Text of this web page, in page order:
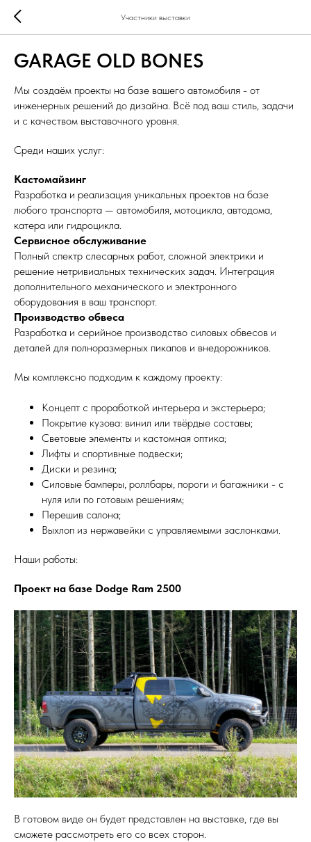
Участники выставки
GARAGE OLD BONES
Мы создаём проекты на базе вашего автомобиля - от
инженерных решений до дизайна. Всё под ваш стиль, задачи
и с качеством выставочного уровня.
Среди наших услуг:
Кастомайзинг
Разработка и реализация уникальных проектов на базе
любого транспорта — автомобиля, мотоцикла, автодома,
катера или гидроцикла.
Сервисное обслуживание
Полный спектр слесарных работ, сложной электрики и
решение нетривиальных технических задач. Интеграция
дополнительного механического и электронного
оборудования в ваш транспорт.
Производство обвеса
Разработка и серийное производство силовых обвесов и
деталей для полноразмерных пикапов и внедорожников.
Мы комплексно подходим к каждому проекту:
Концепт с проработкой интерьера и экстерьера;
Покрытие кузова: винил или твёрдые составы;
Световые элементы и кастомная оптика;
Лифты и спортивные подвески;
Диски и резина;
Силовые бамперы, роллбары, пороги и багажники - с
нуля или по готовым решениям;
Перешив салона;
Выхлоп из нержавейки с управляемыми заслонками.
Наши работы:
Проект на базе Dodge Ram 2500
В готовом виде он будет представлен на выставке, где вы
сможете рассмотреть его со всех сторон.